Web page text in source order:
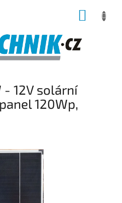
- 12V solární
120Wp,